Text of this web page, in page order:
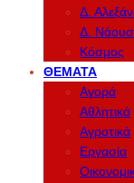
Δ.
Δ.
Κόσμος
ΘΈΜΑΤΑ
Αγορά
Αθλητικά
Αγροτικά
Εργασία